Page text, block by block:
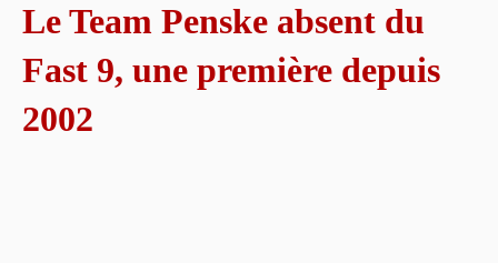
Le Team Penske absent du
Fast 9, une première depuis
2002